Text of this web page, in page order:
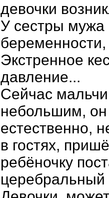
девочки
У сестры мужа
Экстренное
давление...
Сейчас
небольшим, он
естественно,
в гостях,
ребёночку
церебральный